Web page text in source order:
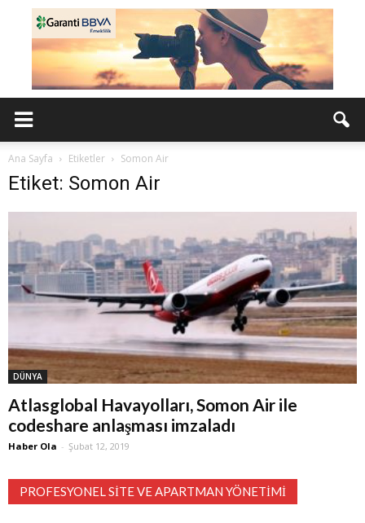
Ana Sayfa Etiketler Somon Air
Etiket: Somon Air
DÜNYA
​Atlasglobal Havayolları, Somon Air ile
codeshare anlaşması imzaladı
Haber Ola - Şubat 12, 2019
PROFESYONEL SITE VE APARTMAN YÖNETIMI